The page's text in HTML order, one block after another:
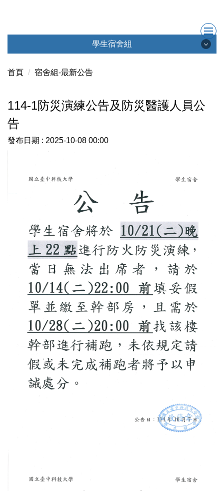
內
容
學生宿舍組
學生宿舍組
最新消息
學生宿舍社群
Q&A
表格下載
校外租賃
賃居座談會
學校宿舍
活動剪影
首頁 宿舍組-最新公告
114-1防災演練公告及防災醫護人員公
告
發布日期 : 2025-10-08 00:00